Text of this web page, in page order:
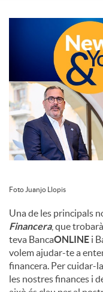
c
a
l
s
Foto Juanjo Llopis
Una de les principals
Financera, que
teva BancaONLINE i
volem ajudar-te a
financera. Per cuidar-
les nostres finances i